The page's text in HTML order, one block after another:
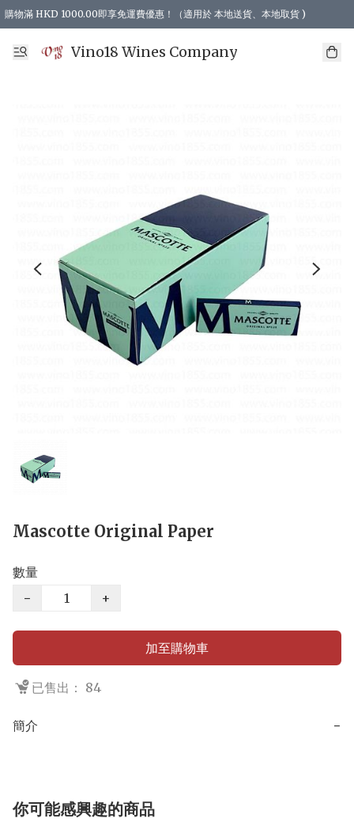
購物滿 HKD 1000.00即享免運費優惠！（適用於 本地送貨、本地取貨 )
Vino18 Wines Company
Mascotte Original Paper
數量
−
+
加至購物車
已售出： 84
簡介 −
你可能感興趣的商品